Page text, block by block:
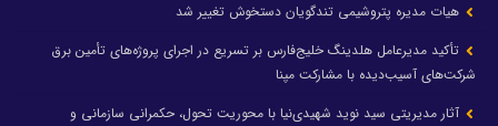
هیات مدیره پتروشیمی تندگویان دستخوش تغییر شد
تأکید مدیرعامل هلدینگ خلیج‌فارس بر تسریع در اجرای پروژه‌های تأمین برق
شرکت‌های آسیب‌دیده با مشارکت مپنا
آثار مدیریتی سید نوید شهیدی‌نیا با محوریت تحول، حکمرانی سازمانی و